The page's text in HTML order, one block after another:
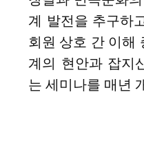
계 발전을 추구하
회원 상호 간 이해
계의 현안과 잡지
는 세미나를 매년